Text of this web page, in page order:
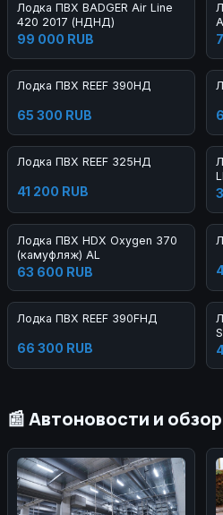
Лодка ПВХ BADGER Air Line
420 2017 (НДНД)
99 000 RUB
Лодка ПВХ REEF 390НД
65 300 RUB
Лодка ПВХ REEF 325НД
41 200 RUB
Лодка ПВХ HDX Oxygen 370
(камуфляж) AL
63 600 RUB
Лодка ПВХ REEF 390FНД
66 300 RUB
📰 Автоновости и